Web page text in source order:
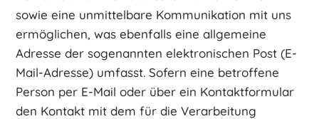
sowie eine unmittelbare Kommunikation mit uns
ermöglichen, was ebenfalls eine allgemeine
Adresse der sogenannten elektronischen Post (E-
Mail-Adresse) umfasst. Sofern eine betroffene
Person per E-Mail oder über ein Kontaktformular
den Kontakt mit dem für die Verarbeitung